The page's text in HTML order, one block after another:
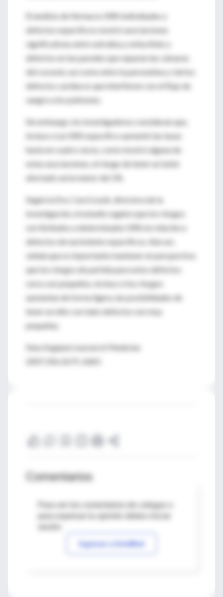
El análisis de fármacos ISRS individuales y
defectos específicos mostró asociaciones
significativas entre setralina y onfacéfalo y
defectos en las paredes que separan las cámaras
del corazón, así como entre la paroxetina y ciertos
defectos cardíacos que interfieren con el flujo de
sangre a los pulmones.
Sin embargo, los investigadores consideran que,
incluso si un ISRS específico aumentó las tasas
hasta en cuatro veces, como mostró alguna de
estas asociaciones, el riesgo de tener un bebé
afectado sería menor del 1%.
Según la Dra. Carol Louik, directora de la
investigación, el estudio sugiere que los riesgos
son limitados a determinados ISRS en relación a
defectos de nacimiento específicos. Aún así,
señala que es importante mantener en perspectiva
que los riesgos de partida para estos defectos
raros son pequeños, incluso si los riesgos
aumentan de forma ligera, las posibilidades de
tener un niño con tales defectos son muy
pequeñas.
New England Journal of Medicine
2007;356:2675-2683
Comentarios
Para ver los comentarios de colegas o
Ingresar a IntraMed